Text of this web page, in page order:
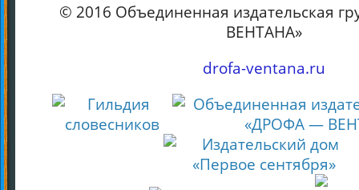
© 2016 Объединенная издательская
ВЕНТАНА»
drofa-ventana.ru